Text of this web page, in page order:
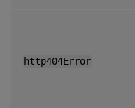
http404Error